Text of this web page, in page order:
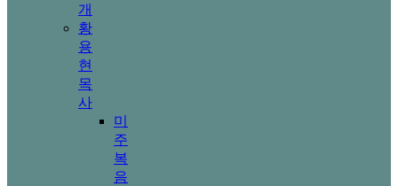
개
황
용
현
목
사
미
주
복
음